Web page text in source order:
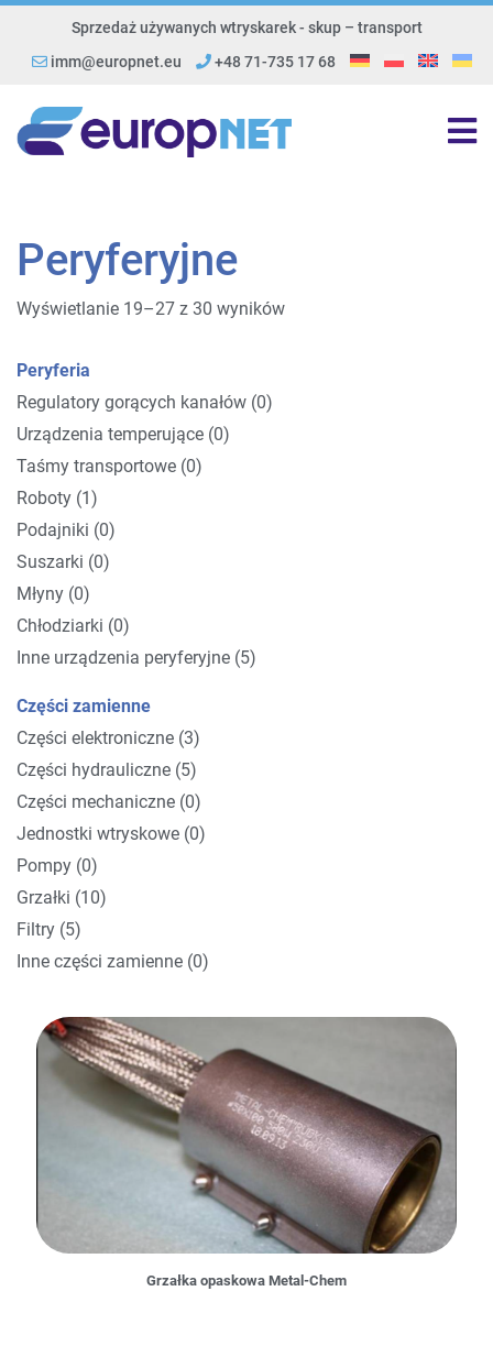
Sprzedaż używanych wtryskarek - skup – transport
imm@europnet.eu
+48 71-735 17 68
Peryferyjne
Wyświetlanie 19–27 z 30 wyników
Peryferia
Inne urządzenia peryferyjne (5)
Taśmy transportowe (0)
Podajniki (0)
Młyny (0)
Suszarki (0)
Urządzenia temperujące (0)
Roboty (1)
Regulatory gorących kanałów (0)
Chłodziarki (0)
Części zamienne
Części elektroniczne (3)
Filtry (5)
Grzałki (10)
Części hydrauliczne (5)
Części mechaniczne (0)
Jednostki wtryskowe (0)
Pompy (0)
Inne części zamienne (0)
Grzałka opaskowa Metal-Chem